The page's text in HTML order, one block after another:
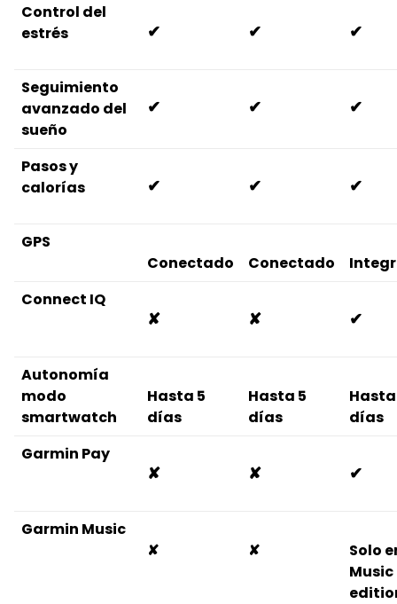
Control del
estrés
✔ ✔ ✔
Seguimiento
avanzado del
sueño
✔ ✔ ✔
Pasos y
calorías
✔ ✔ ✔
GPS
Conectado
Conectado
Connect IQ
✘ ✘ ✔
Autonomía
modo
smartwatch
Hasta 5
días
Hasta 5
días
días
Garmin Pay
✘ ✘ ✔
Garmin Music
✘
✘
Solo
Music